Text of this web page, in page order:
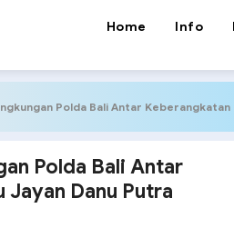
Home Info
Polda Bali Antar Keberangkatan Irjen Pol Putu Jayan
Polda Bali Antar
Jayan Danu Putra